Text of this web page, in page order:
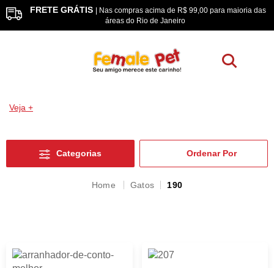
FRETE GRÁTIS | Nas compras acima de R$ 99,00 para maioria das
áreas do Rio de Janeiro
Veja +
Gatos 190
Categorias